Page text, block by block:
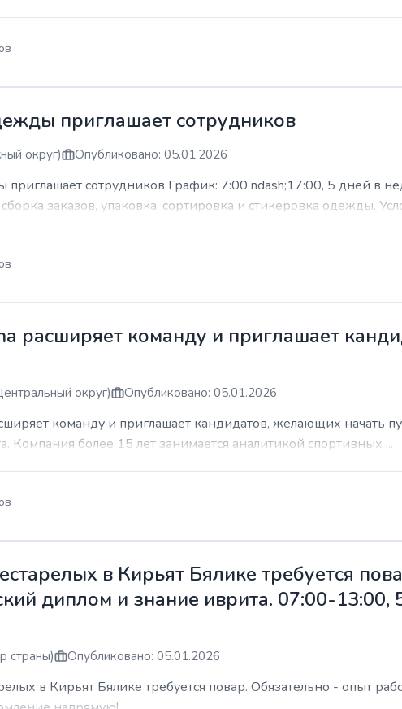
приглашает сотрудников
округ) Опубликовано: 05.01.2026
сотрудников График: 7:00 ndash;17:00, 5 дней в
заказов, упаковка, сортировка и стикеровка одежды.
расширяет команду и приглашает
округ) Опубликовано: 05.01.2026
команду и приглашает кандидатов, желающих начать
Компания более 15 лет занимается аналитикой спортивных ...
в Кирьят Бялике требуется
диплом и знание иврита. 07:00-
страны) Опубликовано: 05.01.2026
в Кирьят Бялике требуется повар. Обязательно - опыт